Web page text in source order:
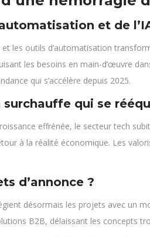
et de
et les outils d’automatisation
les besoins en main-d’œuvre
qui s’accélère depuis 2025.
surchauffe qui se
effrénée, le secteur tech
à la réalité économique. Les
d’annonce ?
désormais les projets avec un
B2B, délaissant les concepts